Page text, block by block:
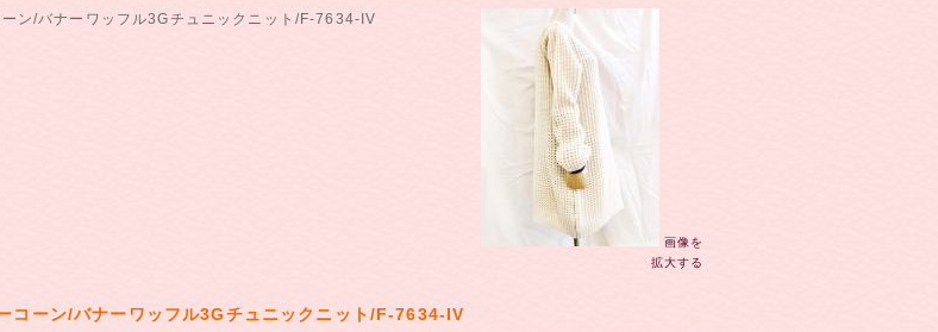
ン/バナーワッフル3Gチュニックニット/F-7634-IV
画像を
拡大する
コーン/バナーワッフル3Gチュニックニット/F-7634-IV